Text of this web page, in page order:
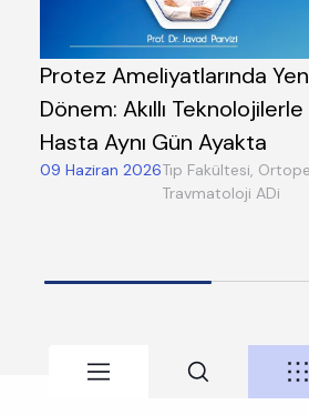
Protez Ameliyatlarında
Dönem: Akıllı Teknolojilerle
Hasta Aynı Gün Ayakta
09 Haziran 2026Tıp Fakültesi,
Travmatoloji ADi